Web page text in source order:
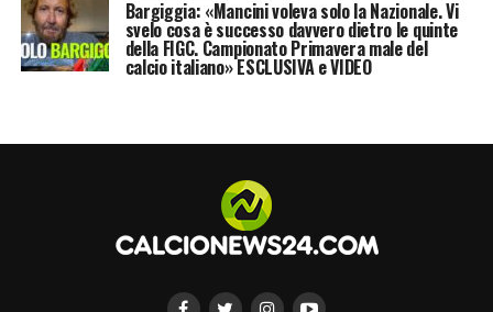
Bargiggia: «Mancini voleva solo la Nazionale. Vi
svelo cosa è successo davvero dietro le quinte
della FIGC. Campionato Primavera male del
calcio italiano» ESCLUSIVA e VIDEO